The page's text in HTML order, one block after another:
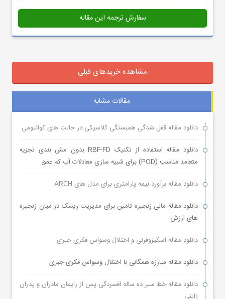
سفارش ترجمه این مقاله
مشاهده خریدهای قبلی
مقالات مشابه
دانلود مقاله قفل شدگی همبستگی کلاسیکی در حالت های کوانتومی
دانلود مقاله استفاده از تکنیک RBF-FD بدون مش بندی تجزیه
متعامد مناسب (POD) برای شبیه سازی معادلات آب کم عمق
دانلود مقاله برآورد نیمه پارامتری برای مدل های ARCH
دانلود مقاله مالی زنجیره تامین برای مدیریت ریسک در میان زنجیره
های ارزش
دانلود مقاله اسکیزوفرنی و اختلال وسواس فکری-جبری
دانلود مقاله مبارزه همگانی با اختلال وسواس فکری-جبری
دانلود مقاله خط سیر ده ساله افسردگی پس از زایمان مادران و پدران
ژاپنی